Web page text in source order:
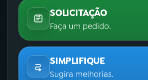
SOLICITAÇÃO
Faça um pedido.
SIMPLIFIQUE
Sugira melhorias.